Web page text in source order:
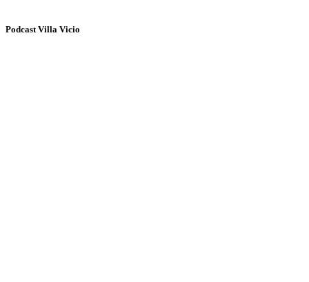
Podcast Villa Vicio